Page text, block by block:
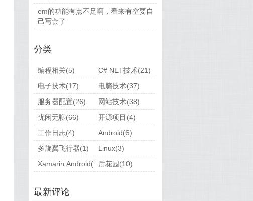
em的功能有点不足啊，看来有空要自
己写套了
分类
编程相关(5)
C# NET技术(21)
电子技术(17)
电脑技术(37)
服务器配置(26)
网站技术(38)
忧闲无聊(66)
开源项目(4)
工作日志(4)
Android(6)
多旋翼飞行器(1)
Linux(3)
Xamarin.Android(1)后花园(10)
最新评论